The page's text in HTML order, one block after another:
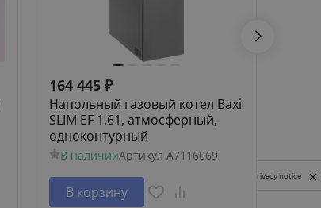
164 445 ₽
Напольный газовый котел Baxi
SLIM EF 1.61, атмосферный,
одноконтурный
В наличииАртикул A7116069
В корзину
Privacy notice